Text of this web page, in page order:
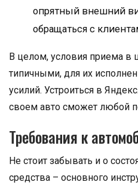
опрятный внешний
обращаться с
В целом, условия приема в
типичными, для их
усилий. Устроиться в
своем авто сможет любой
Требования к
Не стоит забывать и о
средства – основного